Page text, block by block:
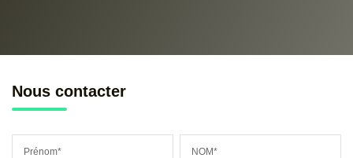
Nous contacter
Prénom* NOM*